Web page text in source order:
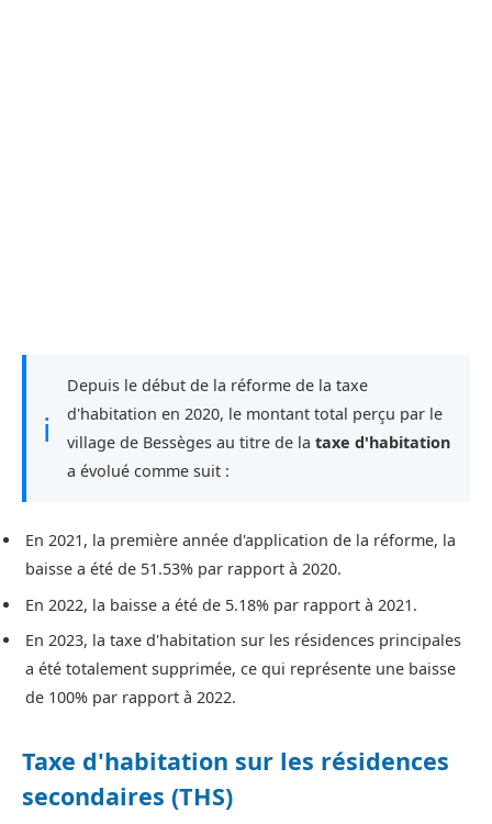
ℹ
Depuis le début de la réforme de la taxe
d'habitation en 2020, le montant total perçu par le
village de Bessèges au titre de la taxe d'habitation
a évolué comme suit :
En 2021, la première année d'application de la réforme, la
baisse a été de 51.53% par rapport à 2020.
En 2022, la baisse a été de 5.18% par rapport à 2021.
En 2023, la taxe d'habitation sur les résidences principales
a été totalement supprimée, ce qui représente une baisse
de 100% par rapport à 2022.
Taxe d'habitation sur les résidences
secondaires (THS)